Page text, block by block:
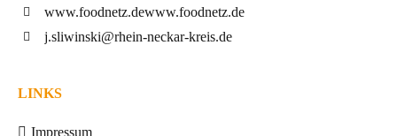
www.foodnetz.dewww.foodnetz.de
j.sliwinski@rhein-neckar-kreis.de
LINKS
Impressum